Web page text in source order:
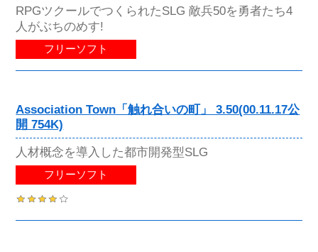
RPGツクールでつくられたSLG 敵兵50を勇者たち4
人がぶちのめす!
フリーソフト
Association Town「触れ合いの町」 3.50(00.11.17公
開 754K)
人材概念を導入した都市開発型SLG
フリーソフト